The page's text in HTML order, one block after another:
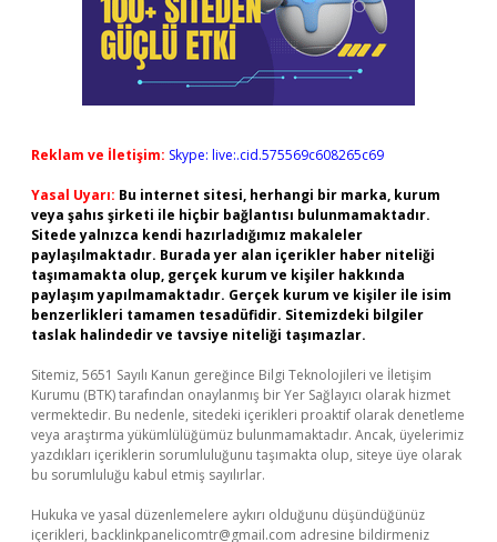
Reklam ve İletişim: Skype: live:.cid.575569c608265c69
Yasal Uyarı: Bu internet sitesi, herhangi bir marka, kurum
veya şahıs şirketi ile hiçbir bağlantısı bulunmamaktadır.
Sitede yalnızca kendi hazırladığımız makaleler
paylaşılmaktadır. Burada yer alan içerikler haber niteliği
taşımamakta olup, gerçek kurum ve kişiler hakkında
paylaşım yapılmamaktadır. Gerçek kurum ve kişiler ile isim
benzerlikleri tamamen tesadüfidir. Sitemizdeki bilgiler
taslak halindedir ve tavsiye niteliği taşımazlar.
Sitemiz, 5651 Sayılı Kanun gereğince Bilgi Teknolojileri ve İletişim
Kurumu (BTK) tarafından onaylanmış bir Yer Sağlayıcı olarak hizmet
vermektedir. Bu nedenle, sitedeki içerikleri proaktif olarak denetleme
veya araştırma yükümlülüğümüz bulunmamaktadır. Ancak, üyelerimiz
yazdıkları içeriklerin sorumluluğunu taşımakta olup, siteye üye olarak
bu sorumluluğu kabul etmiş sayılırlar.
Hukuka ve yasal düzenlemelere aykırı olduğunu düşündüğünüz
içerikleri, backlinkpanelicomtr@gmail.com adresine bildirmeniz